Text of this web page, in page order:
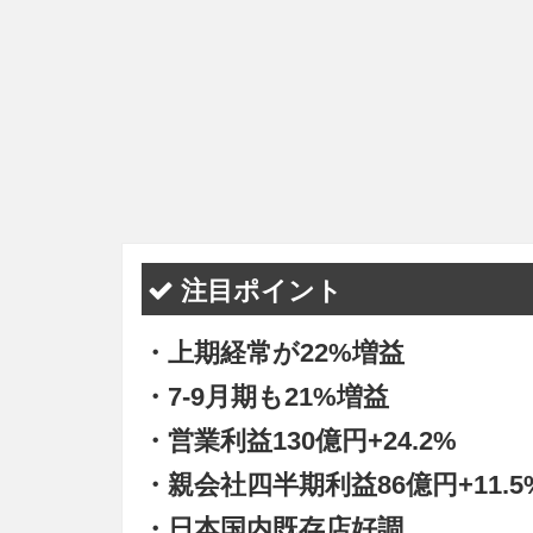
注目ポイント
・上期経常が22%増益
・7-9月期も21%増益
・営業利益130億円+24.2%
・親会社四半期利益86億円